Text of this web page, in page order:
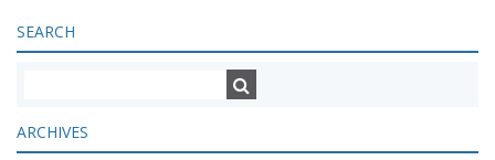
SEARCH
ARCHIVES